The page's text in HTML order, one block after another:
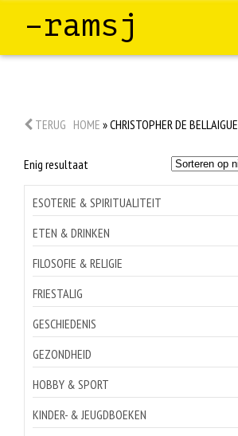
–ramsj
TERUG HOME »CHRISTOPHER DE BELLAIGUE
Enig resultaat
ESOTERIE & SPIRITUALITEIT
ETEN & DRINKEN
FILOSOFIE & RELIGIE
FRIESTALIG
GESCHIEDENIS
GEZONDHEID
HOBBY & SPORT
KINDER- & JEUGDBOEKEN